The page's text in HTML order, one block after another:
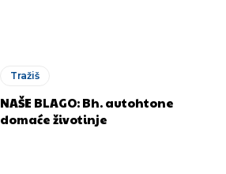
Tražiš
NAŠE BLAGO: Bh. autohtone
domaće životinje